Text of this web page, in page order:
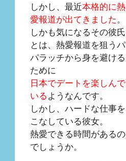
しかし、最近本格的に熱
愛報道が出てきました。
しかも気になるその彼氏
とは、熱愛報道を狙うパ
パラッチから身を避ける
ために
日本でデートを楽しんで
いるようなんです。
しかし、ハードな仕事を
こなしている彼女。
熱愛できる時間があるの
でしょうか。